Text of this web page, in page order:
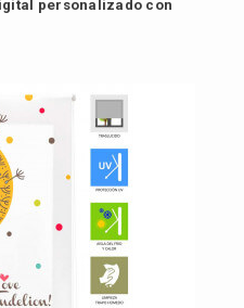
personalizado con